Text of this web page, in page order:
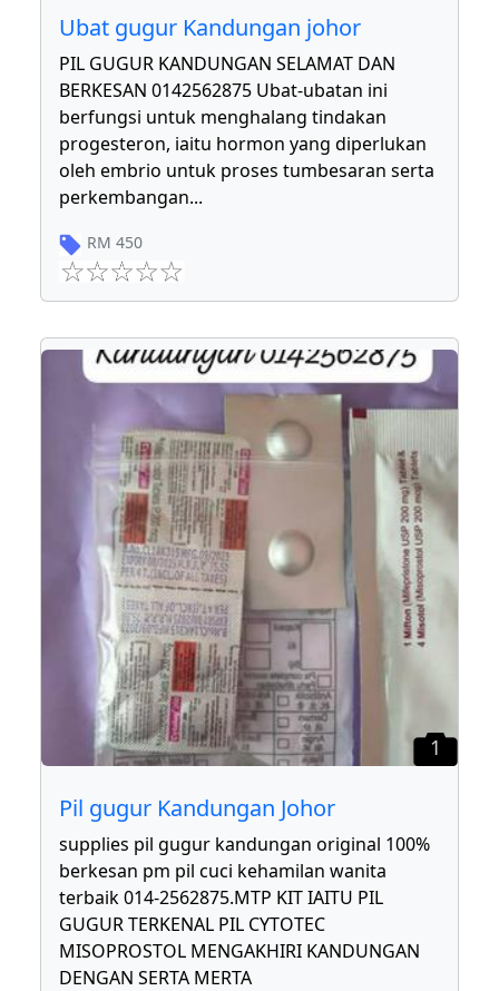
Ubat gugur Kandungan johor
PIL GUGUR KANDUNGAN SELAMAT DAN
BERKESAN 0142562875 Ubat-ubatan ini
berfungsi untuk menghalang tindakan
progesteron, iaitu hormon yang diperlukan
oleh embrio untuk proses tumbesaran serta
perkembangan...
RM 450
1
Pil gugur Kandungan Johor
supplies pil gugur kandungan original 100%
berkesan pm pil cuci kehamilan wanita
terbaik 014-2562875.MTP KIT IAITU PIL
GUGUR TERKENAL PIL CYTOTEC
MISOPROSTOL MENGAKHIRI KANDUNGAN
DENGAN SERTA MERTA